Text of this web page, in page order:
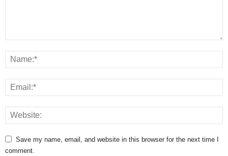
Save my name, email, and website in this browser for the next time I
comment.